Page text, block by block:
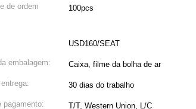
de ordem
100pcs
USD160/SEAT
embalagem: Caixa, filme da bolha de ar
30 dias do trabalho
pagamento: T/T, Western Union, L/C